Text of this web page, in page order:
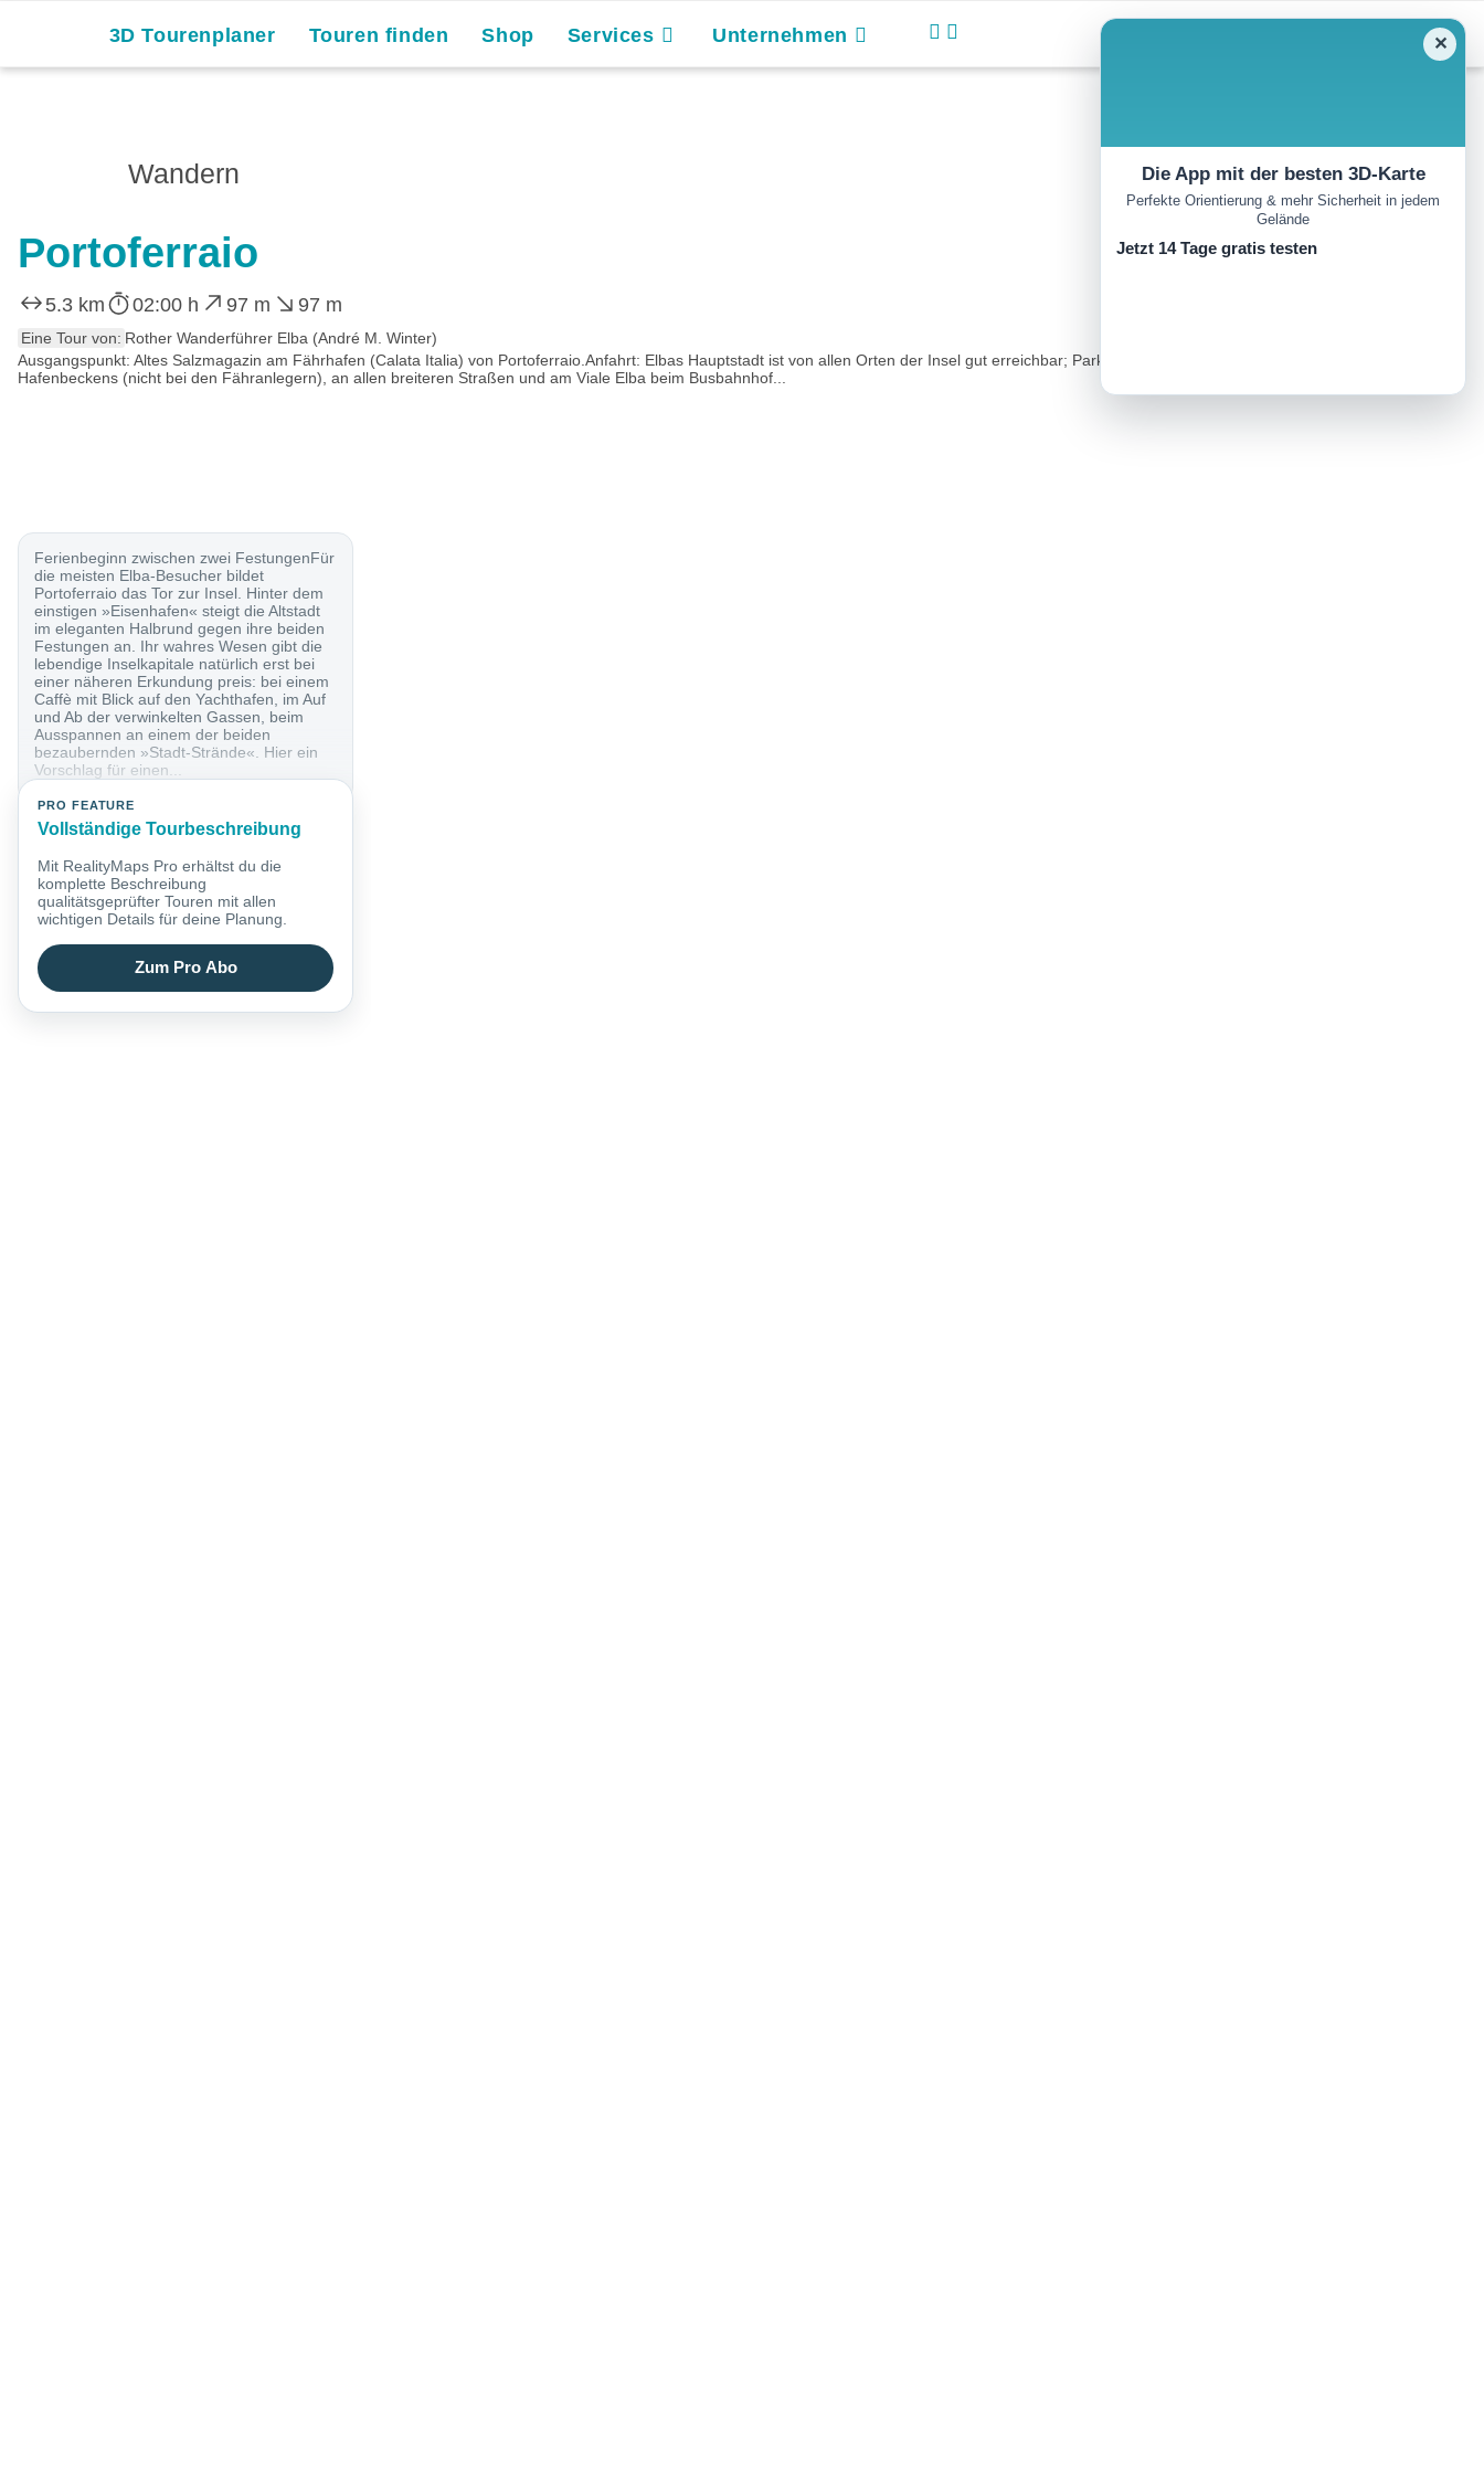
3D Tourenplaner Touren finden Shop Services Unternehmen
Wandern
Portoferraio
5.3 km 02:00 h 97 m 97 m
Eine Tour von: Rother Wanderführer Elba (André M. Winter)
Ausgangspunkt: Altes Salzmagazin am Fährhafen (Calata Italia) von Portoferraio.Anfahrt: Elbas Hauptstadt ist von allen Orten der Insel gut erreichbar; Parkplätze befinden sich im Bereich des nördlichen
Hafenbeckens (nicht bei den Fähranlegern), an allen breiteren Straßen und am Viale Elba beim Busbahnhof...
Ferienbeginn zwischen zwei FestungenFür
die meisten Elba-Besucher bildet
Portoferraio das Tor zur Insel. Hinter dem
einstigen »Eisenhafen« steigt die Altstadt
im eleganten Halbrund gegen ihre beiden
Festungen an. Ihr wahres Wesen gibt die
lebendige Inselkapitale natürlich erst bei
einer näheren Erkundung preis: bei einem
Caffè mit Blick auf den Yachthafen, im Auf
und Ab der verwinkelten Gassen, beim
Ausspannen an einem der beiden
bezaubernden »Stadt-Strände«. Hier ein
Vorschlag für einen...
PRO FEATURE
Vollständige Tourbeschreibung
Mit RealityMaps Pro erhältst du die
komplette Beschreibung
qualitätsgeprüfter Touren mit allen
wichtigen Details für deine Planung.
Zum Pro Abo
✕
Die App mit der besten 3D-Karte
Perfekte Orientierung & mehr Sicherheit in jedem
Gelände
Jetzt 14 Tage gratis testen